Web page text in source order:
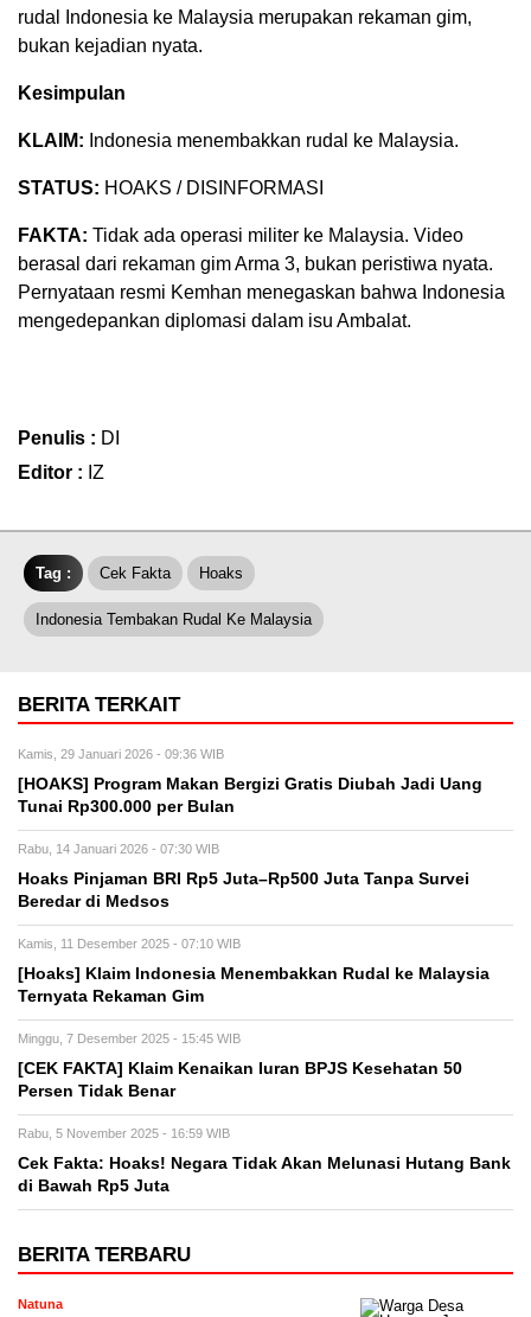
rudal Indonesia ke Malaysia merupakan rekaman gim,
bukan kejadian nyata.
Kesimpulan
KLAIM: Indonesia menembakkan rudal ke Malaysia.
STATUS: HOAKS / DISINFORMASI
FAKTA: Tidak ada operasi militer ke Malaysia. Video
berasal dari rekaman gim Arma 3, bukan peristiwa nyata.
Pernyataan resmi Kemhan menegaskan bahwa Indonesia
mengedepankan diplomasi dalam isu Ambalat.
Penulis : DI
Editor : IZ
Tag : Cek Fakta Hoaks
Indonesia Tembakan Rudal Ke Malaysia
BERITA TERKAIT
Kamis, 29 Januari 2026 - 09:36 WIB
[HOAKS] Program Makan Bergizi Gratis Diubah Jadi Uang
Tunai Rp300.000 per Bulan
Rabu, 14 Januari 2026 - 07:30 WIB
Hoaks Pinjaman BRI Rp5 Juta–Rp500 Juta Tanpa Survei
Beredar di Medsos
Kamis, 11 Desember 2025 - 07:10 WIB
[Hoaks] Klaim Indonesia Menembakkan Rudal ke Malaysia
Ternyata Rekaman Gim
Minggu, 7 Desember 2025 - 15:45 WIB
[CEK FAKTA] Klaim Kenaikan Iuran BPJS Kesehatan 50
Persen Tidak Benar
Rabu, 5 November 2025 - 16:59 WIB
Cek Fakta: Hoaks! Negara Tidak Akan Melunasi Hutang Bank
di Bawah Rp5 Juta
BERITA TERBARU
Natuna